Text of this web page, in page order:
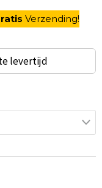
Verzending!
levertijd